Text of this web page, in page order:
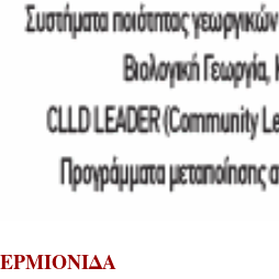
ΕΡΜΙΟΝΙΔΑ